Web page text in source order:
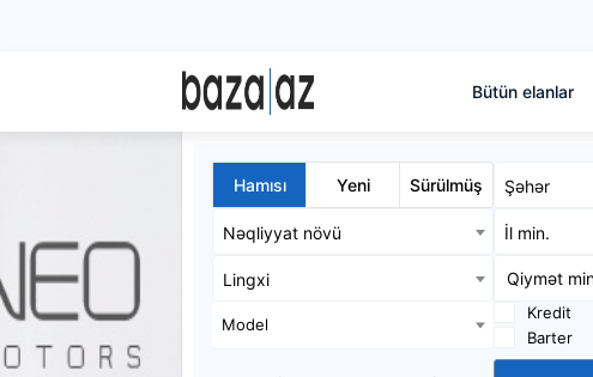
Bütün elanlar
Hamısı Yeni Sürülmüş Şəhər
Nəqliyyat növü İl min.
Lingxi
Model
Kredit
Barter